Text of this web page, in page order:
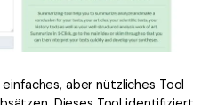
aber nützliches Tool